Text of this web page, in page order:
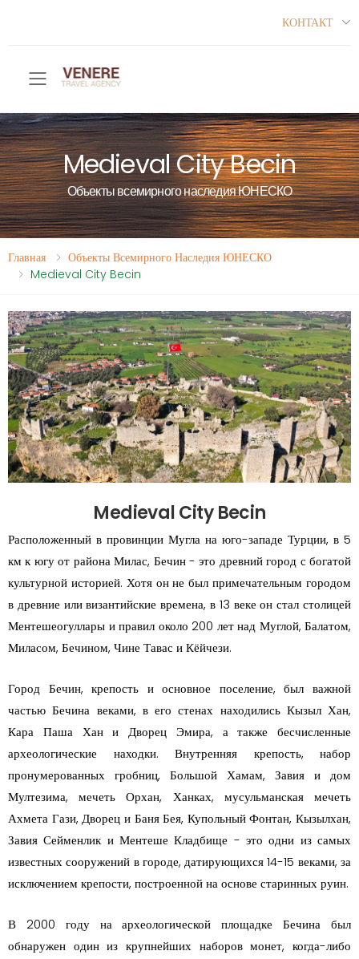
КОНТАКТ
Toggle mobile menu
Medieval City Becin
Объекты всемирного наследия ЮНЕСКО
Главная
Объекты Всемирного Наследия ЮНЕСКО
Medieval City Becin
Medieval City Becin
Расположенный в провинции Мугла на юго-западе Турции, в 5
км к югу от района Милас, Бечин - это древний город с богатой
культурной историей. Хотя он не был примечательным городом
в древние или византийские времена, в 13 веке он стал столицей
Ментешеогуллары и правил около 200 лет над Муглой, Балатом,
Миласом, Бечином, Чине Тавас и Кёйчези.
Город Бечин, крепость и основное поселение, был важной
частью Бечина веками, в его стенах находились Кызыл Хан,
Кара Паша Хан и Дворец Эмира, а также бесчисленные
археологические находки. Внутренняя крепость, набор
пронумерованных гробниц, Большой Хамам, Завия и дом
Мултезима, мечеть Орхан, Ханках, мусульманская мечеть
Ахмета Гази, Дворец и Баня Бея, Купольный Фонтан, Кызылхан,
Завия Сейменлик и Ментеше Кладбище - это одни из самых
известных сооружений в городе, датирующихся 14-15 веками, за
исключением крепости, построенной на основе старинных руин.
В 2000 году на археологической площадке Бечина был
обнаружен один из крупнейших наборов монет, когда-либо